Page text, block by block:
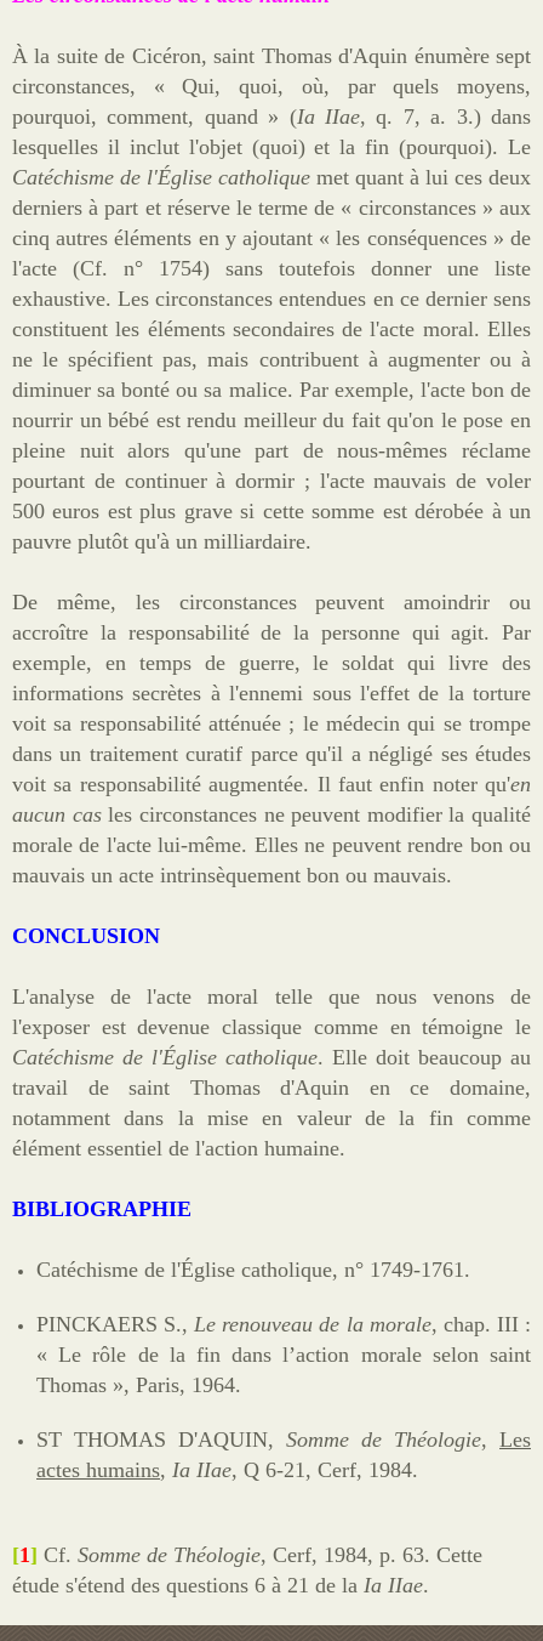
À la suite de Cicéron, saint Thomas d'Aquin énumère sept
circonstances, « Qui, quoi, où, par quels moyens,
pourquoi, comment, quand » (Ia IIae, q. 7, a. 3.) dans
lesquelles il inclut l'objet (quoi) et la fin (pourquoi). Le
Catéchisme de l'Église catholique met quant à lui ces deux
derniers à part et réserve le terme de « circonstances » aux
cinq autres éléments en y ajoutant « les conséquences » de
l'acte (Cf. n° 1754) sans toutefois donner une liste
exhaustive. Les circonstances entendues en ce dernier sens
constituent les éléments secondaires de l'acte moral. Elles
ne le spécifient pas, mais contribuent à augmenter ou à
diminuer sa bonté ou sa malice. Par exemple, l'acte bon de
nourrir un bébé est rendu meilleur du fait qu'on le pose en
pleine nuit alors qu'une part de nous-mêmes réclame
pourtant de continuer à dormir ; l'acte mauvais de voler
500 euros est plus grave si cette somme est dérobée à un
pauvre plutôt qu'à un milliardaire.
De même, les circonstances peuvent amoindrir ou
accroître la responsabilité de la personne qui agit. Par
exemple, en temps de guerre, le soldat qui livre des
informations secrètes à l'ennemi sous l'effet de la torture
voit sa responsabilité atténuée ; le médecin qui se trompe
dans un traitement curatif parce qu'il a négligé ses études
voit sa responsabilité augmentée. Il faut enfin noter qu'en
aucun casles circonstances ne peuvent modifier la qualité
morale de l'acte lui-même. Elles ne peuvent rendre bon ou
mauvais un acte intrinsèquement bon ou mauvais.
CONCLUSION
L'analyse de l'acte moral telle que nous venons de
l'exposer est devenue classique comme en témoigne le
Catéchisme de l'Église catholique. Elle doit beaucoup au
travail de saint Thomas d'Aquin en ce domaine,
notamment dans la mise en valeur de la fin comme
élément essentiel de l'action humaine.
BIBLIOGRAPHIE
Catéchisme de l'Église catholique, n° 1749-1761.
PINCKAERS S.,Le renouveau de la morale, chap. III :
« Le rôle de la fin dans l’action morale selon saint
Thomas », Paris, 1964.
ST THOMAS D'AQUIN, Somme de Théologie, Les
actes humains, Ia IIae, Q 6-21, Cerf, 1984.
[1] Cf. Somme de Théologie, Cerf, 1984, p. 63. Cette
étude s'étend des questions 6 à 21 de la Ia IIae.